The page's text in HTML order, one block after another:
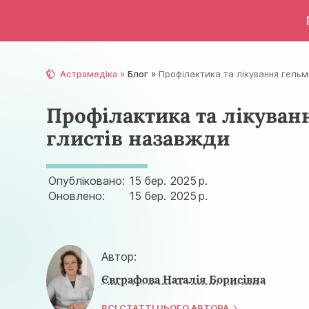
Астрамедіка Блог Профілактика та лікування
Профілактика та
глистів назавжди
Опубліковано: 15 бер. 2025 р.
Оновлено:
15 бер. 2025 р.
Автор:
Євграфова Наталія Борисівна